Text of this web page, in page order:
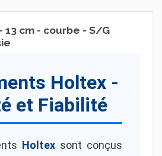
13 cm - courbe - S/G
Holtex -
et Fiabilité
Holtex sont conçus